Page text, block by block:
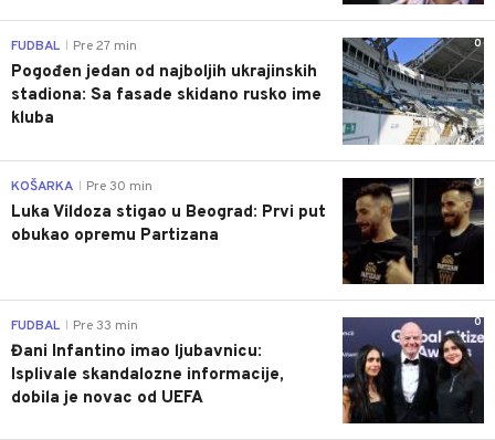
0
FUDBAL Pre 27 min
Pogođen jedan od najboljih ukrajinskih
stadiona: Sa fasade skidano rusko ime
kluba
0
KOŠARKA Pre 30 min
Luka Vildoza stigao u Beograd: Prvi put
obukao opremu Partizana
0
FUDBAL Pre 33 min
Đani Infantino imao ljubavnicu:
Isplivale skandalozne informacije,
dobila je novac od UEFA